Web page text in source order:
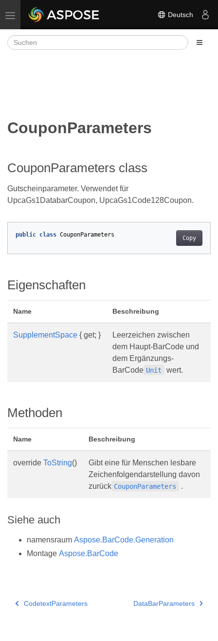
Navigation umschalten Deutsch
CouponParameters
CouponParameters class
Gutscheinparameter. Verwendet für
UpcaGs1DatabarCoupon, UpcaGs1Code128Coupon.
Copy
public class CouponParameters
Eigenschaften
Name Beschreibung
SupplementSpace { get; }
Leerzeichen zwischen
dem Haupt-BarCode und
dem Ergänzungs-
BarCode Unit wert.
Methoden
Name Beschreibung
override ToString()
Gibt eine für Menschen lesbare
Zeichenfolgendarstellung davon
zurück CouponParameters .
Siehe auch
namensraum Aspose.BarCode.Generation
Montage Aspose.BarCode
CodetextParameters DataBarParameters